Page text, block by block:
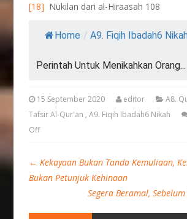
[18] Nukilan dari al-Hiraasah 108
Home / A9. Fiqih Ibadah6
Perintah Untuk Menikahkan Orang...
15 September 2020 editor
A8.
Tafsir Al-Qur'an ,A9. Fiqih Ibadah6 Nikah
Off
← Kekayaan Bukan Tanda Kemuliaan,
Bukan Petunjuk Kehinaan
Segera Beramal,